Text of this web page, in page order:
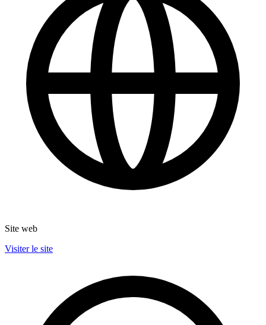
Site web
Visiter le site